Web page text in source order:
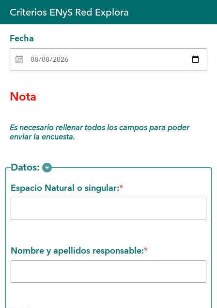
Criterios ENyS Red Explora
Fecha
Nota
Es necesario rellenar todos los campos para poder
enviar la encuesta.
Datos:
Espacio Natural o singular:*
Nombre y apellidos responsable:*